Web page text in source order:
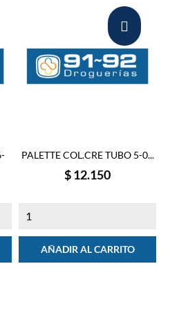
PALETTE COL.CRE TUBO 5-0...
Precio
$ 12.150
AÑADIR AL CARRITO